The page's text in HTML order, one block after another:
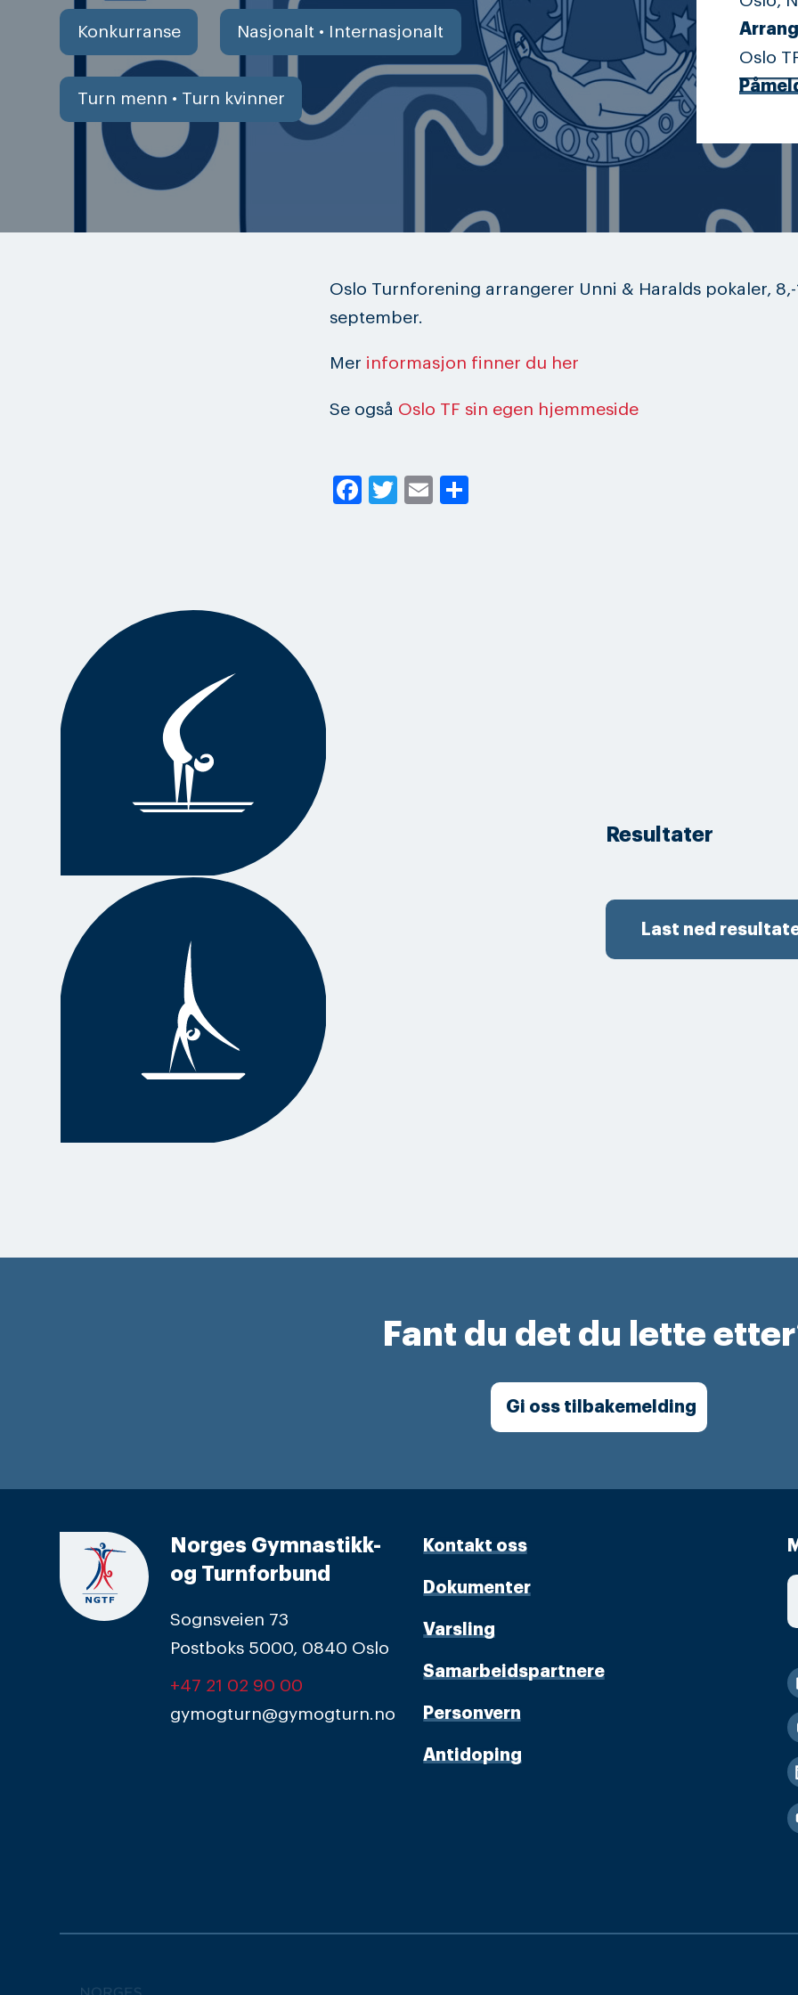
Konkurranse Nasjonalt • Internasjonalt
Turn menn • Turn kvinner
Oslo
Oslo Turnforening arrangerer Unni & Haralds pokaler, 8,-
september.
Mer informasjon finner du her
Se også Oslo TF sin egen hjemmeside
Facebook
Twitter
Email
Resultater
Last ned
Fant du det du lette
Gi oss tilbakemelding
Norges Gymnastikk-
og Turnforbund
Sognsveien 73
Postboks 5000, 0840 Oslo
+47 21 02 90 00
gymogturn@gymogturn.no
Kontakt oss
Dokumenter
Varsling
Samarbeidspartnere
Personvern
Antidoping